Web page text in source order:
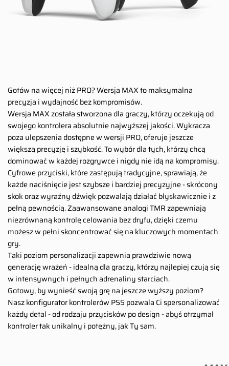
Gotów na więcej niż PRO? Wersja MAX to maksymalna
precyzja i wydajność bez kompromisów.
Wersja MAX została stworzona dla graczy, którzy oczekują od
swojego kontrolera absolutnie najwyższej jakości. Wykracza
poza ulepszenia dostępne w wersji PRO, oferuje jeszcze
większą precyzję i szybkość. To wybór dla tych, którzy chcą
dominować w każdej rozgrywce i nigdy nie idą na kompromisy.
Cyfrowe przyciski, które zastępują tradycyjne, sprawiają, że
każde naciśnięcie jest szybsze i bardziej precyzyjne - skrócony
skok oraz wyraźny dźwięk pozwalają działać błyskawicznie i z
pełną pewnością. Zaawansowane analogi TMR zapewniają
niezrównaną kontrolę celowania bez dryfu, dzięki czemu
możesz w pełni skoncentrować się na kluczowych momentach
gry.
Taki poziom personalizacji zapewnia prawdziwie nową
generację wrażeń - idealną dla graczy, którzy najlepiej czują się
w intensywnych i pełnych adrenaliny starciach.
Gotowy, by wynieść swoją grę na jeszcze wyższy poziom?
Nasz konfigurator kontrolerów PS5 pozwala Ci spersonalizować
każdy detal - od rodzaju przycisków po design - abyś otrzymał
kontroler tak unikalny i potężny, jak Ty sam.